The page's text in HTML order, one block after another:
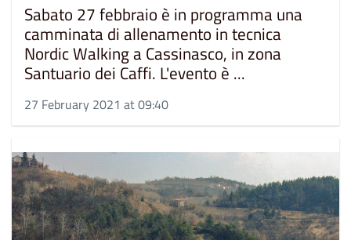
Sabato 27 febbraio è in programma una
camminata di allenamento in tecnica
Nordic Walking a Cassinasco, in zona
Santuario dei Caffi. L'evento è ...
27 February 2021 at 09:40